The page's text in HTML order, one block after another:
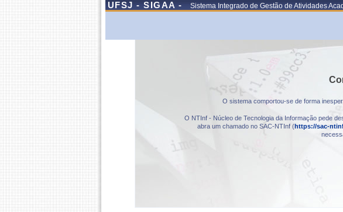
UFSJ - SIGAA - Sistema Integrado de Gestão de Atividades
O sistema comportou-se de forma
O NTInf - Núcleo de Tecnologia da Informação pede
abra um chamado no SAC-NTInf (https://sac-